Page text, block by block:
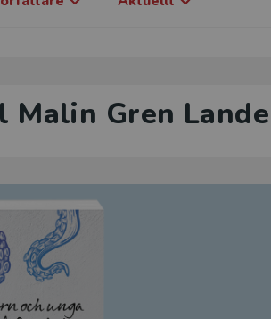
Malin Gren